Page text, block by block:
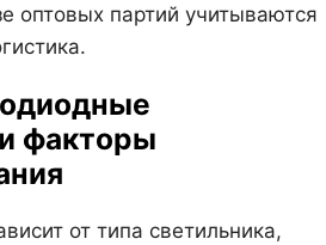
оптовых партий учитываются
факторы
от типа светильника,